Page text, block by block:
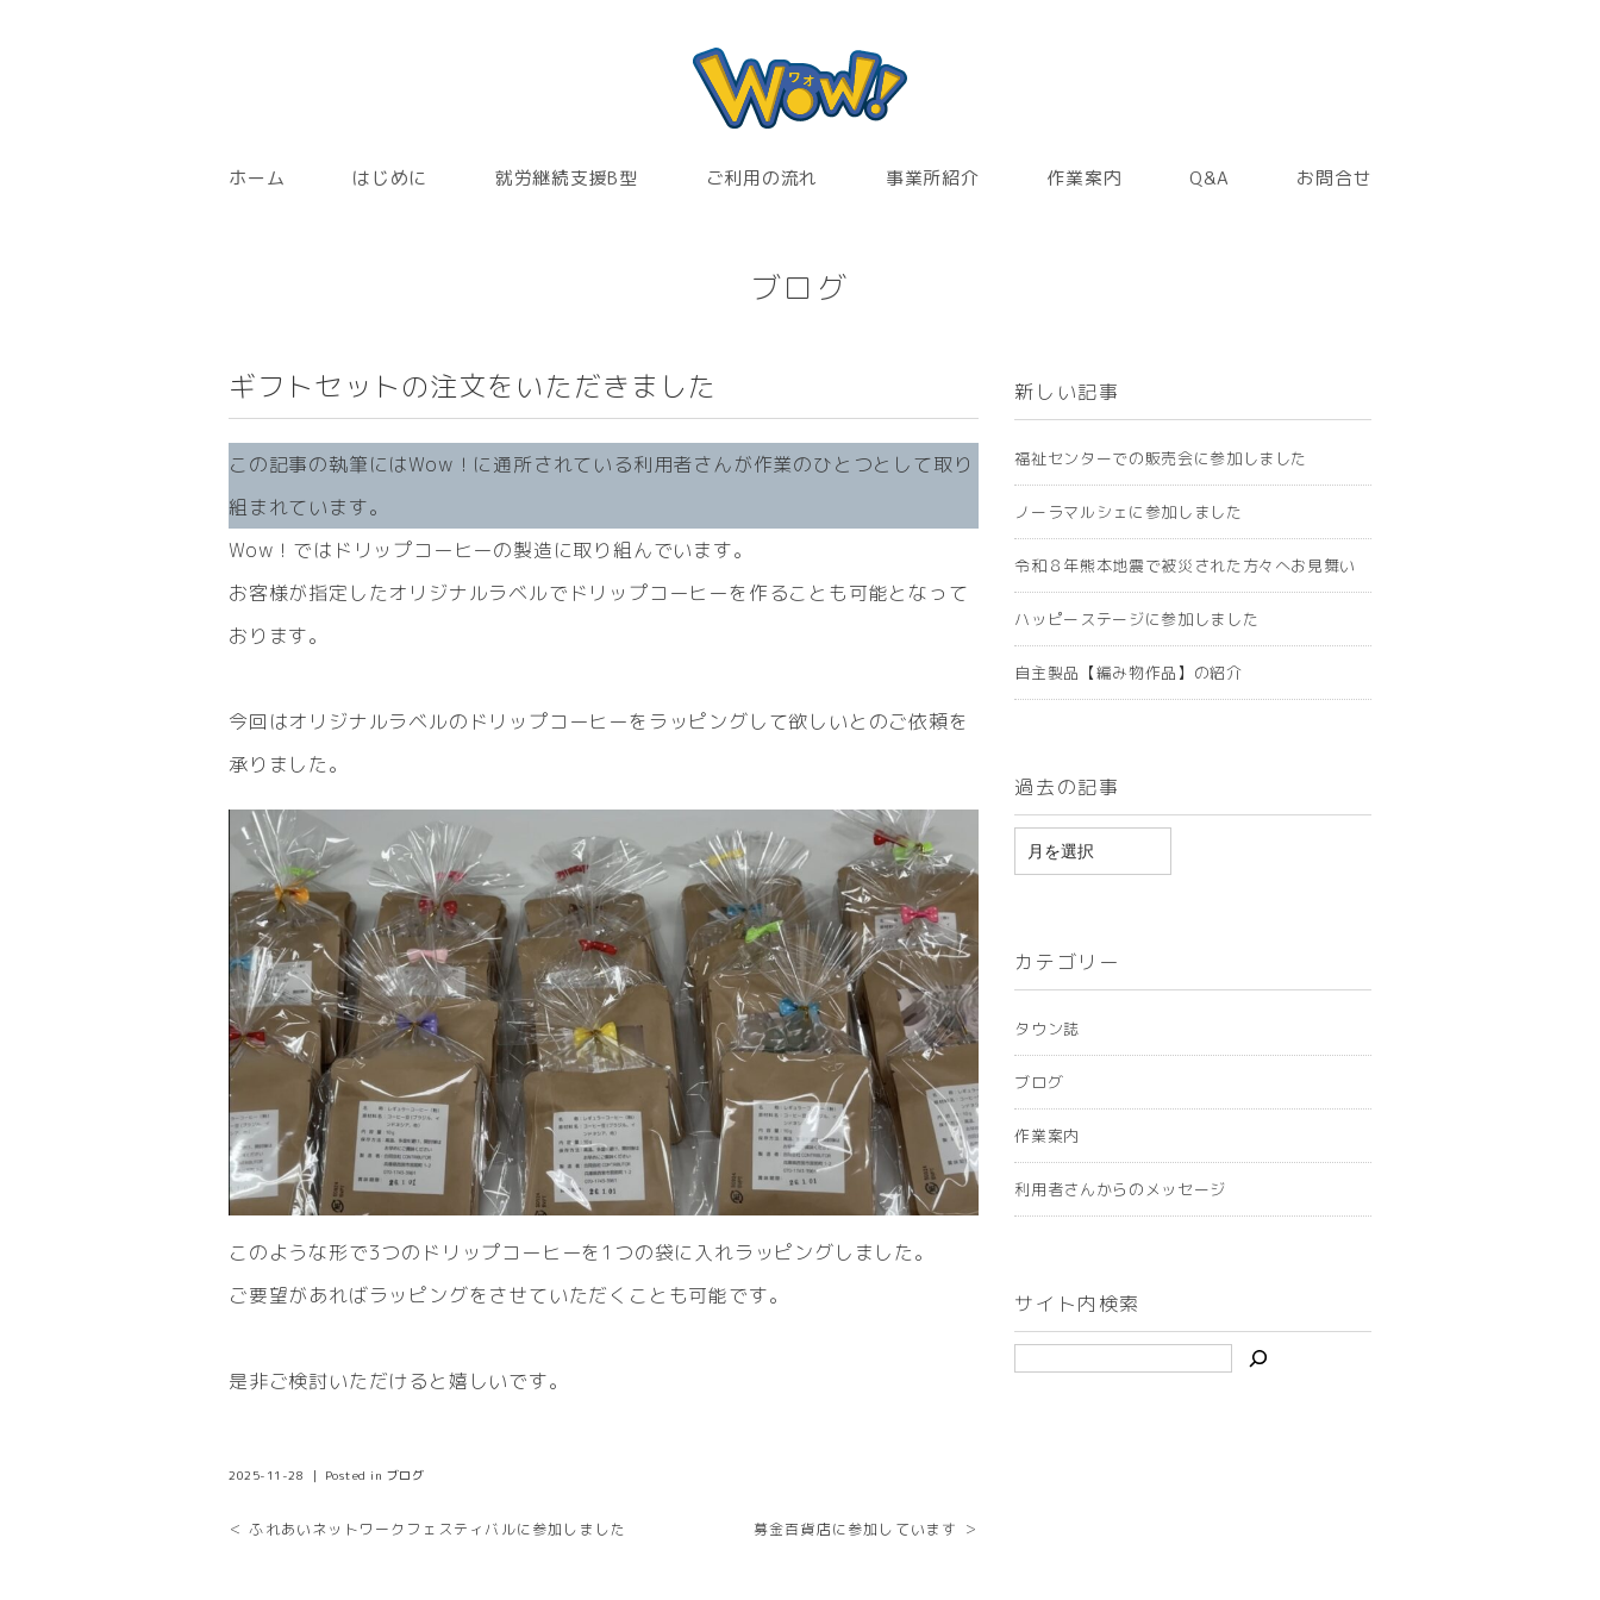
ホーム はじめに 就労継続支援B型 ご利用の流れ 事業所紹介 作業案内 Q&A お問合せ
ブログ
ギフトセットの注文をいただきました
この記事の執筆にはWow！に通所されている利用者さんが作業のひとつとして取り
組まれています。
Wow！ではドリップコーヒーの製造に取り組んでいます。
お客様が指定したオリジナルラベルでドリップコーヒーを作ることも可能となって
おります。
今回はオリジナルラベルのドリップコーヒーをラッピングして欲しいとのご依頼を
承りました。
このような形で3つのドリップコーヒーを1つの袋に入れラッピングしました。
ご要望があればラッピングをさせていただくことも可能です。
是非ご検討いただけると嬉しいです。
2025-11-28 ｜ Posted in ブログ
＜ ふれあいネットワークフェスティバルに参加しました 募金百貨店に参加しています ＞
新しい記事
福祉センターでの販売会に参加しました
ノーラマルシェに参加しました
令和８年熊本地震で被災された方々へお見舞い
ハッピーステージに参加しました
自主製品【編み物作品】の紹介
過去の記事
ア
イ
ブ
カテゴリー
タウン誌
ブログ
作業案内
利用者さんからのメッセージ
サイト内検索